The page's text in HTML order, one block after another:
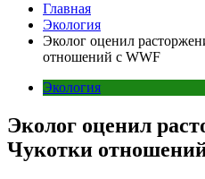
Главная
Экология
Эколог оценил
отношений с WWF
Экология
Эколог оценил
Чукотки